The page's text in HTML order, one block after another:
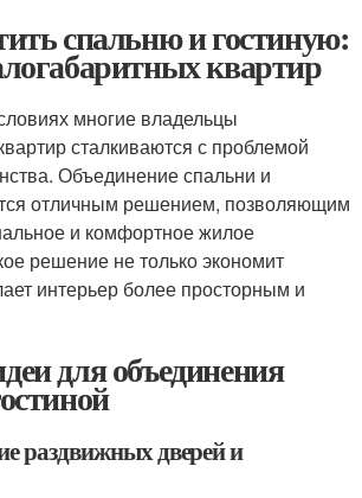
спальню и гостиную:
квартир
многие владельцы
сталкиваются с проблемой
Объединение спальни и
отличным решением, позволяющим
и комфортное жилое
решение не только экономит
интерьер более просторным и
для объединения
раздвижных дверей и